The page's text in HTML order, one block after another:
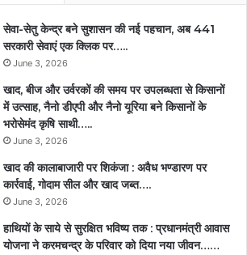
सेवा-सेतु केन्द्र बने सुशासन की नई पहचान, अब 441
सरकारी सेवाएं एक क्लिक पर…..
June 3, 2026
खाद, बीज और उर्वरकों की समय पर उपलब्धता से किसानों
में उत्साह, नैनो डीएपी और नैनो यूरिया बने किसानों के
भरोसेमंद कृषि साथी…..
June 3, 2026
खाद की कालाबाजारी पर शिकंजा : अवैध भण्डारण पर
कार्रवाई, गोदाम सील और खाद जब्त….
June 3, 2026
हाथियों के साये से सुरक्षित भविष्य तक : प्रधानमंत्री आवास
योजना ने करमचन्द्र के परिवार को दिया नया जीवन……